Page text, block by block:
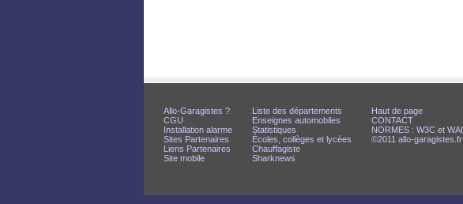
Allo-Garagistes ?
CGU
Installation alarme
Sites Partenaires
Liens Partenaires
Site mobile
Liste des départements
Enseignes automobiles
Statistiques
Écoles, collèges et lycées
Chauffagiste
Sharknews
Haut de page
CONTACT
NORMES : W3C et WAI
©2011 allo-garagistes.fr